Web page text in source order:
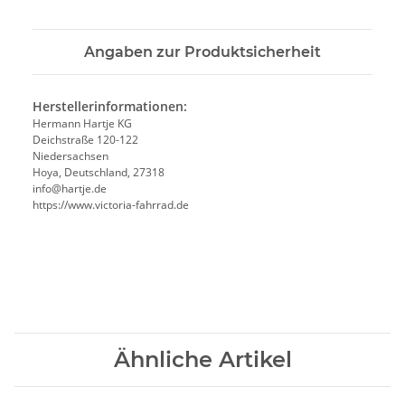
Angaben zur Produktsicherheit
Herstellerinformationen:
Hermann Hartje KG
Deichstraße 120-122
Niedersachsen
Hoya, Deutschland, 27318
info@hartje.de
https://www.victoria-fahrrad.de
Ähnliche Artikel